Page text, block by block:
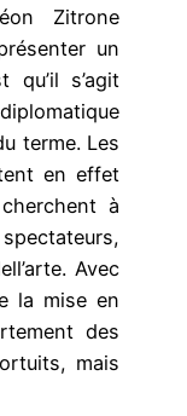
Zitrone
un
qu’il s’agit
terme. Les
en effet
à
Avec
la mise en
des
mais